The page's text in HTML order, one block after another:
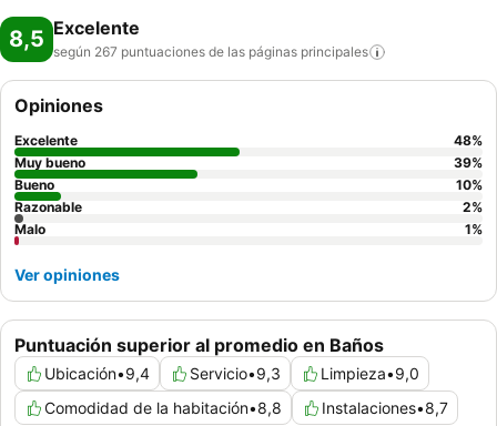
8,5 Excelente
según 267 puntuaciones de las páginas principales
Puntuación superior al promedio en Baños
Ubicación•9,4 Servicio•9,3 Limpieza•9,0
Comodidad de la habitación•8,8 Instalaciones•8,7
Opiniones
Excelente 48%
Muy bueno
39%
Bueno
10%
Razonable
2%
Malo
1%
Ver opiniones